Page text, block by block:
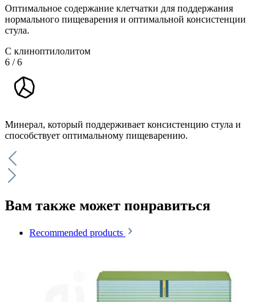
Оптимальное содержание клетчатки для поддержания
нормального пищеварения и оптимальной консистенции
стула.
С клиноптилолитом
6 /6
Минерал, который поддерживает консистенцию стула и
способствует оптимальному пищеварению.
Вам также может понравиться
Recommended products